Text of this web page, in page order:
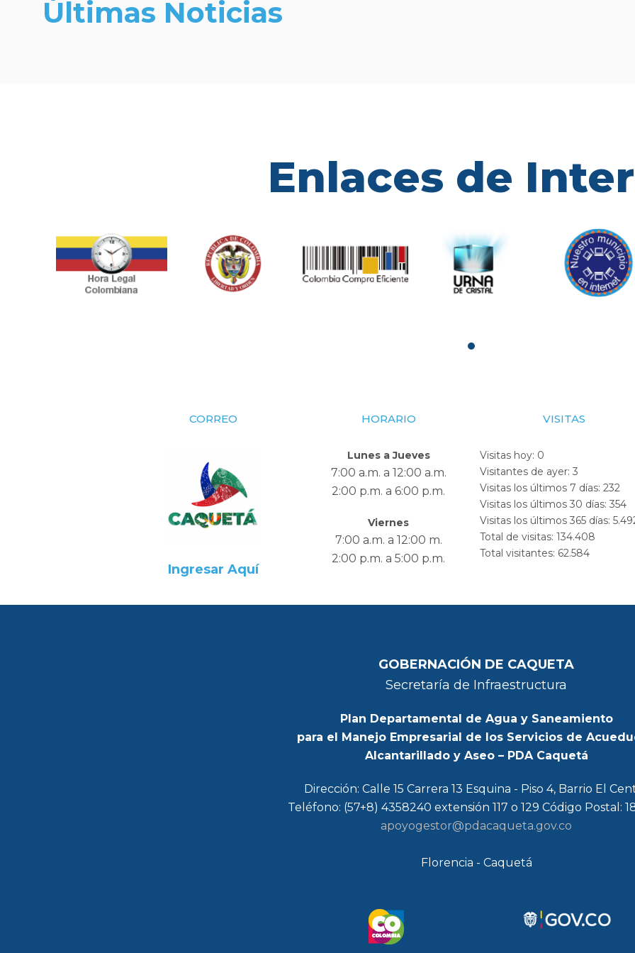
Últimas Noticias
Enlaces de
CORREO
Ingresar Aquí
HORARIO
Lunes a Jueves
7:00 a.m. a 12:00 a.m.
2:00 p.m. a 6:00 p.m.
Viernes
7:00 a.m. a 12:00 m.
2:00 p.m. a 5:00 p.m.
VISITAS
Visitas hoy: 0
Visitantes de ayer: 3
Visitas los últimos 7 días: 232
Visitas los últimos 30 días: 354
Visitas los últimos 365 días:
Total de visitas: 134.408
Total visitantes: 62.584
GOBERNACIÓN DE CAQUETA
Secretaría de Infraestructura
Plan Departamental de Agua y Saneamiento
para el Manejo Empresarial de los Servicios de
Alcantarillado y Aseo – PDA Caquetá
Dirección: Calle 15 Carrera 13 Esquina - Piso 4, Barrio El
Teléfono: (57+8) 4358240 extensión 117 o 129 Código Postal:
apoyogestor@pdacaqueta.gov.co
Florencia - Caquetá